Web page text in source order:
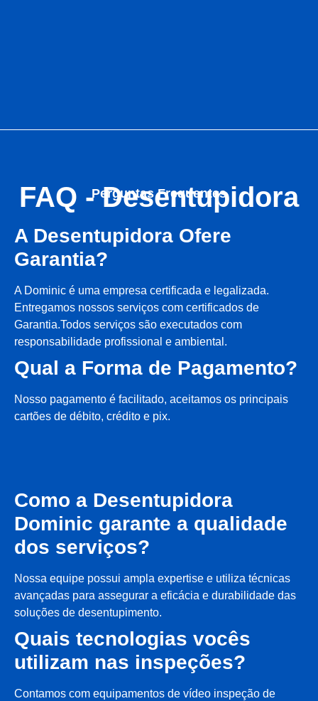
Perguntas Frequentes
FAQ - Desentupidora
A Desentupidora Ofere
Garantia?
A Dominic é uma empresa certificada e legalizada.
Entregamos nossos serviços com certificados de
Garantia.Todos serviços são executados com
responsabilidade profissional e ambiental.
Qual a Forma de Pagamento?
Nosso pagamento é facilitado, aceitamos os principais
cartões de débito, crédito e pix.
Como a Desentupidora
Dominic garante a qualidade
dos serviços?
Nossa equipe possui ampla expertise e utiliza técnicas
avançadas para assegurar a eficácia e durabilidade das
soluções de desentupimento.
Quais tecnologias vocês
utilizam nas inspeções?
Contamos com equipamentos de vídeo inspeção de